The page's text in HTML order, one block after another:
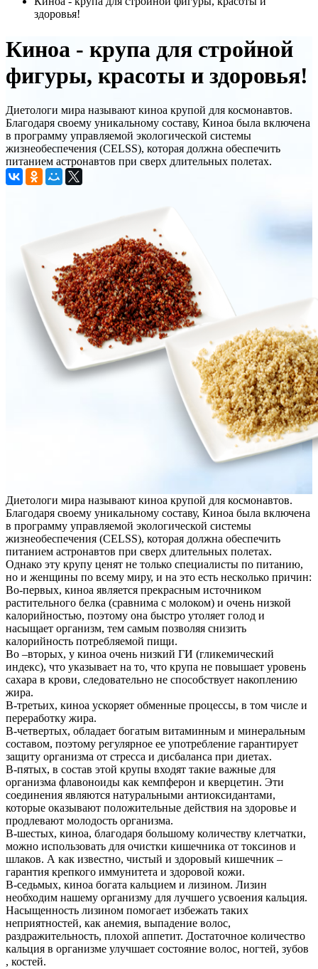
здоровья!
Киноа - крупа для стройной
фигуры, красоты и здоровья!
Диетологи мира называют киноа крупой для космонавтов.
Благодаря своему уникальному составу, Киноа была включена
в программу управляемой экологической системы
жизнеобеспечения (CELSS), которая должна обеспечить
питанием астронавтов при сверх длительных полетах.
Диетологи мира называют киноа крупой для космонавтов.
Благодаря своему уникальному составу, Киноа была включена
в программу управляемой экологической системы
жизнеобеспечения (CELSS), которая должна обеспечить
питанием астронавтов при сверх длительных полетах.
Однако эту крупу ценят не только специалисты по питанию,
но и женщины по всему миру, и на это есть несколько причин:
Во-первых, киноа является прекрасным источником
растительного белка (сравнима с молоком) и очень низкой
калорийностью, поэтому она быстро утоляет голод и
насыщает организм, тем самым позволяя снизить
калорийность потребляемой пищи.
Во –вторых, у киноа очень низкий ГИ (гликемический
индекс), что указывает на то, что крупа не повышает уровень
сахара в крови, следовательно не способствует накоплению
жира.
В-третьих, киноа ускоряет обменные процессы, в том числе и
переработку жира.
В-четвертых, обладает богатым витаминным и минеральным
составом, поэтому регулярное ее употребление гарантирует
защиту организма от стресса и дисбаланса при диетах.
В-пятых, в состав этой крупы входят такие важные для
организма флавоноиды как кемпферон и кверцетин. Эти
соединения являются натуральными антиоксидантами,
которые оказывают положительные действия на здоровье и
продлевают молодость организма.
В-шестых, киноа, благодаря большому количеству клетчатки,
можно использовать для очистки кишечника от токсинов и
шлаков. А как известно, чистый и здоровый кишечник –
гарантия крепкого иммунитета и здоровой кожи.
В-седьмых, киноа богата кальцием и лизином. Лизин
необходим нашему организму для лучшего усвоения кальция.
Насыщенность лизином помогает избежать таких
неприятностей, как анемия, выпадение волос,
раздражительность, плохой аппетит. Достаточное количество
кальция в организме улучшает состояние волос, ногтей, зубов
, костей.